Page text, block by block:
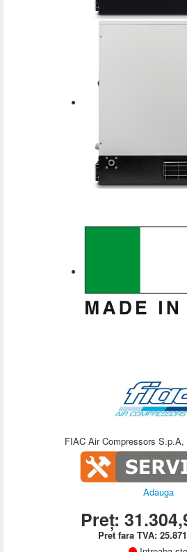
FIAC Air Compressors
Adauga
Preț:
Pret fara TVA: